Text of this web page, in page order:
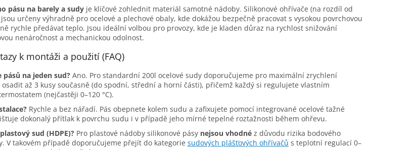
d
a
c
v
k
y
ý
p
s
u
pásu na barely a sudy je klíčové zohlednit materiál samotné nádoby. Silikonové ohřívače (na rozdíl od
určeny výhradně pro ocelové a plechové obaly, kde dokážou bezpečně pracovat s vysokou povrchovou
rychle předávat teplo. Jsou ideální volbou pro provozy, kde je kladen důraz na rychlost snižování
nenáročnost a mechanickou odolnost.
k montáži a použití (FAQ)
pásů na jeden sud? Ano. Pro standardní 200l ocelové sudy doporučujeme pro maximální zrychlení
až 3 kusy současně (do spodní, střední a horní části), přičemž každý si regulujete vlastním
(nejčastěji 0–120 °C).
Rychle a bez nářadí. Pás obepnete kolem sudu a zafixujete pomocí integrované ocelové tažné
dokonalý přítlak k povrchu sudu i v případě jeho mírné tepelné roztažnosti během ohřevu.
sud (HDPE)? Pro plastové nádoby silikonové pásy nejsou vhodné z důvodu rizika bodového
V takovém případě doporučujeme přejít do kategorie sudových plášťových ohřívačů s teplotní regulací 0–